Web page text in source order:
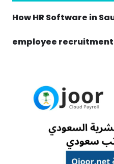
How HR Software in
employee